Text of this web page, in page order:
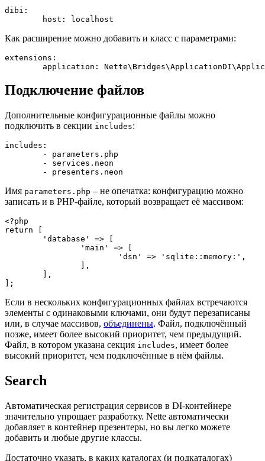
dibi:
Как расширение можно добавить и класс с параметрами:
extensions:
Подключение файлов
Дополнительные конфигурационные файлы можно
подключить в секции includes:
includes:
Имя parameters.php – не опечатка: конфигурацию можно
записать и в PHP-файле, который возвращает её массивом:
<?php
return [
Если в нескольких конфигурационных файлах встречаются
элементы с одинаковыми ключами, они будут перезаписаны
или, в случае массивов, объединены. Файл, подключённый
позже, имеет более высокий приоритет, чем предыдущий.
Файл, в котором указана секция includes, имеет более
высокий приоритет, чем подключённые в нём файлы.
Search
Автоматическая регистрация сервисов в DI-контейнере
значительно упрощает разработку. Nette автоматически
добавляет в контейнер презентеры, но вы легко можете
добавить и любые другие классы.
Достаточно указать, в каких каталогах (и подкаталогах)